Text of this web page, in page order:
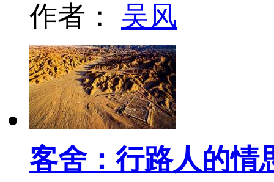
作者： 吴风
客舍：行路人的情